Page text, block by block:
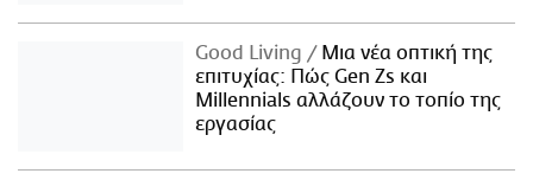
Good Living
Μια νέα οπτική της
επιτυχίας: Πώς Gen Zs και
Millennials αλλάζουν το τοπίο της
εργασίας